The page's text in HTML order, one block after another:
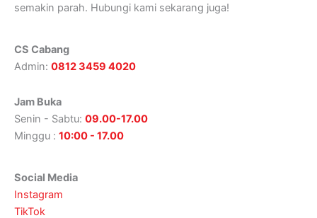
semakin parah. Hubungi kami sekarang juga!
CS Cabang
Admin: 0812 3459 4020
Jam Buka
Senin - Sabtu: 09.00-17.00
Minggu : 10:00 - 17.00
Social Media
Instagram
TikTok